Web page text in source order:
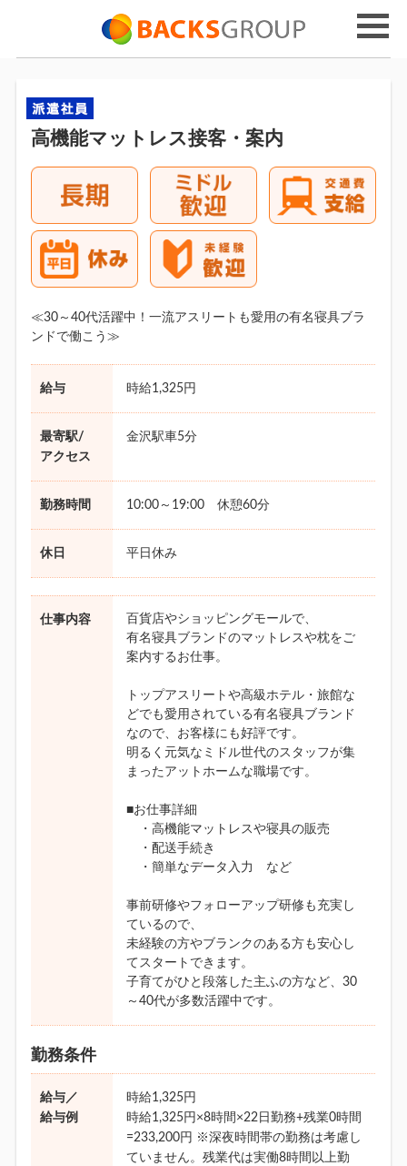
高機能マットレス接客・案内
≪30～40代活躍中！一流アスリートも愛用の有名寝具ブラ
ンドで働こう≫
給与 時給1,325円
最寄駅/
アクセス
金沢駅車5分
勤務時間 10:00～19:00 休憩60分
休日 平日休み
仕事内容
百貨店やショッピングモールで、
有名寝具ブランドのマットレスや枕をご
案内するお仕事。
トップアスリートや高級ホテル・旅館な
どでも愛用されている有名寝具ブランド
なので、お客様にも好評です。
明るく元気なミドル世代のスタッフが集
まったアットホームな職場です。
■お仕事詳細
・高機能マットレスや寝具の販売
・配送手続き
・簡単なデータ入力 など
事前研修やフォローアップ研修も充実し
ているので、
未経験の方やブランクのある方も安心し
てスタートできます。
子育てがひと段落した主ふの方など、30
～40代が多数活躍中です。
勤務条件
給与／
給与例
時給1,325円
時給1,325円×8時間×22日勤務+残業0時間
=233,200円 ※深夜時間帯の勤務は考慮し
ていません。残業代は実働8時間以上勤